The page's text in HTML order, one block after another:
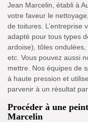
Jean Marcelin, établi à
votre faveur le
de toitures. L’entreprise
adapté pour tous types
ardoise), tôles ondulées,
etc. Vous pouvez aussi
mettre. Nos équipes de
à haute pression et
parvenir à un résultat
Procéder à une
Marcelin